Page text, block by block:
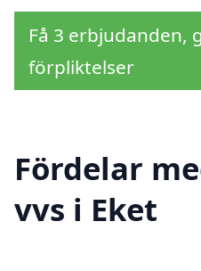
Få 3 erbjudanden,
förpliktelser
Fördelar
vvs i Eket